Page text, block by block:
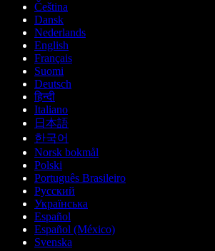
Čeština
Dansk
Nederlands
English
Français
Suomi
Deutsch
हिन्दी
Italiano
日本語
한국어
Norsk bokmål
Polski
Português Brasileiro
Русский
Українська
Español
Español (México)
Svenska